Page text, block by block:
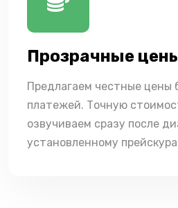
Прозрачные
Предлагаем честные цены
платежей. Точную
озвучиваем сразу после
установленному